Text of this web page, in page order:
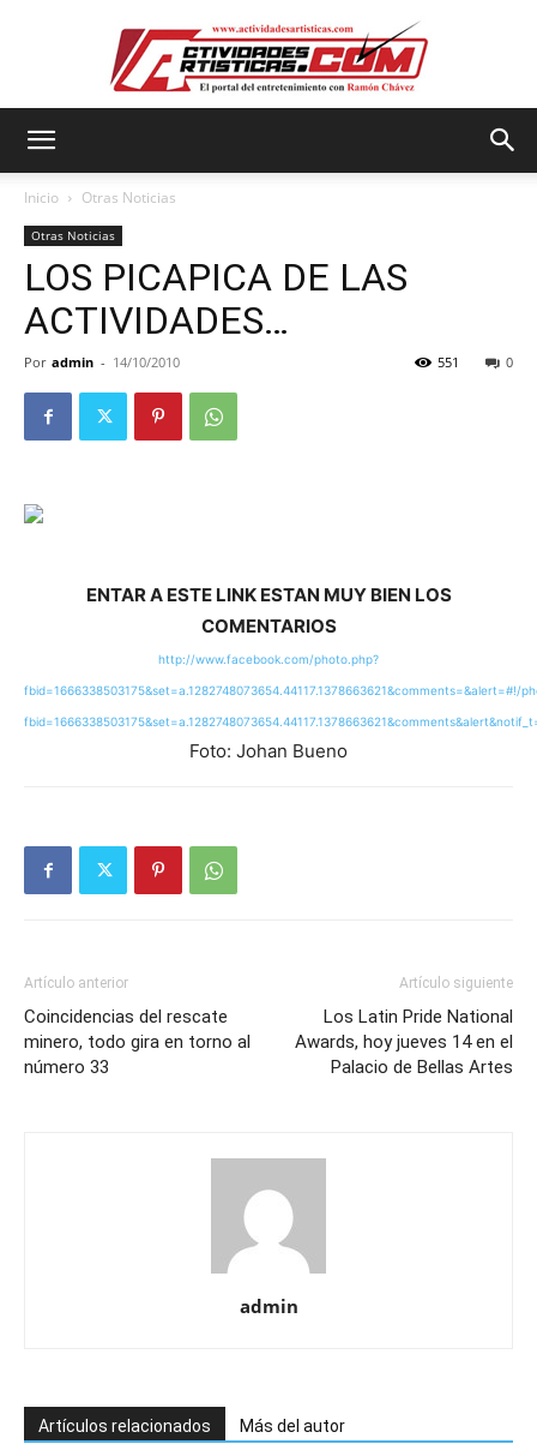
Inicio Otras Noticias
Otras Noticias
LOS PICAPICA DE LAS
ACTIVIDADES…
Por admin - 14/10/2010 0
551
ENTAR A ESTE LINK ESTAN MUY BIEN LOS
COMENTARIOS
http://www.facebook.com/photo.php?
fbid=1666338503175&set=a.1282748073654.44117.1378663621&comments=&alert=#!/
Foto: Johan Bueno
Artículo anterior
Coincidencias del rescate
minero, todo gira en torno al
número 33
Artículo siguiente
Los Latin Pride National
Awards, hoy jueves 14 en el
Palacio de Bellas Artes
admin
Artículos relacionados Más del autor